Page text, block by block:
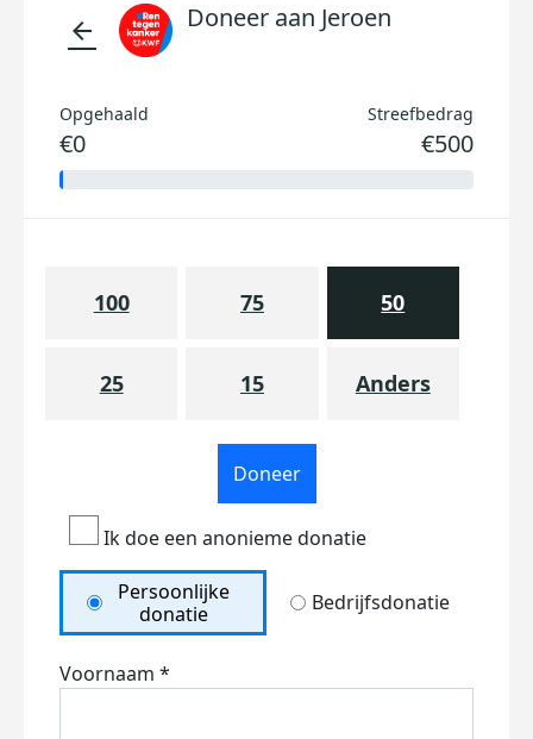
arrow_back Doneer aan Jeroen
Opgehaald
€0
Streefbedrag
€500
100 75 50
25 15 Anders
Doneer
Ik doe een anonieme donatie
Persoonlijke
donatie
Bedrijfsdonatie
Voornaam *